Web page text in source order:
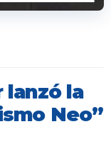
lanzó la
Neo”